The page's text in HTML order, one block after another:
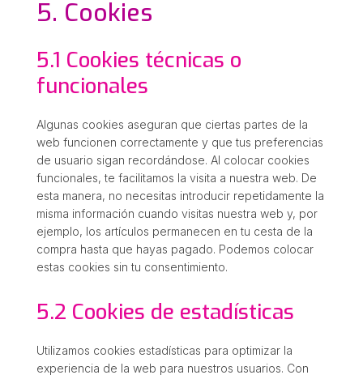
5. Cookies
5.1 Cookies técnicas o
funcionales
Algunas cookies aseguran que ciertas partes de la
web funcionen correctamente y que tus preferencias
de usuario sigan recordándose. Al colocar cookies
funcionales, te facilitamos la visita a nuestra web. De
esta manera, no necesitas introducir repetidamente la
misma información cuando visitas nuestra web y, por
ejemplo, los artículos permanecen en tu cesta de la
compra hasta que hayas pagado. Podemos colocar
estas cookies sin tu consentimiento.
5.2 Cookies de estadísticas
Utilizamos cookies estadísticas para optimizar la
experiencia de la web para nuestros usuarios. Con